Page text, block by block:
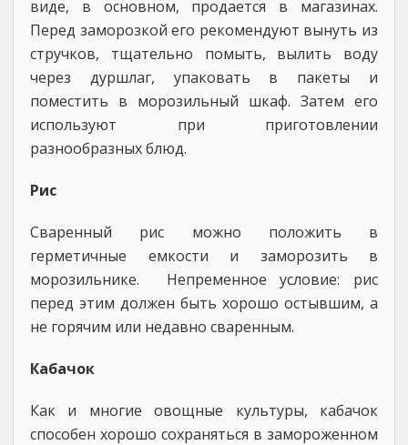
виде, в основном, продается в магазинах.
Перед заморозкой его рекомендуют вынуть из
стручков, тщательно помыть, вылить воду
через дуршлаг, упаковать в пакеты и
поместить в морозильный шкаф. Затем его
используют при приготовлении
разнообразных блюд.
Рис
Сваренный рис можно положить в
герметичные емкости и заморозить в
морозильнике. Непременное условие: рис
перед этим должен быть хорошо остывшим, а
не горячим или недавно сваренным.
Кабачок
Как и многие овощные культуры, кабачок
способен хорошо сохраняться в замороженном